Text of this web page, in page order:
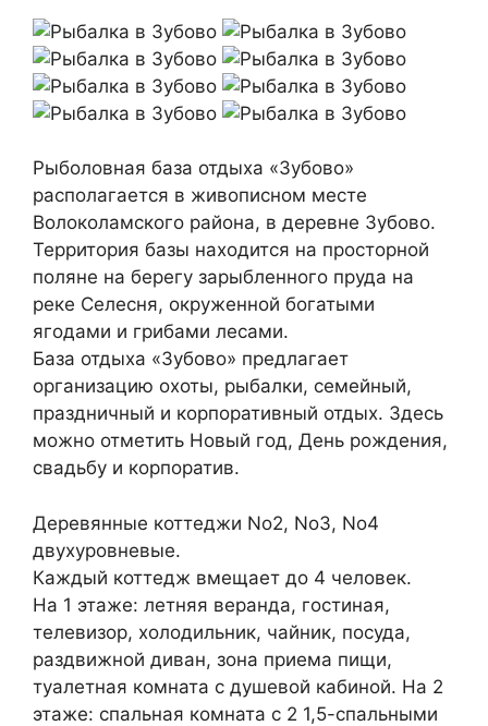
Рыболовная база отдыха «Зубово»
располагается в живописном месте
Волоколамского района, в деревне Зубово.
Территория базы находится на просторной
поляне на берегу зарыбленного пруда на
реке Селесня, окруженной богатыми
ягодами и грибами лесами.
База отдыха «Зубово» предлагает
организацию охоты, рыбалки, семейный,
праздничный и корпоративный отдых. Здесь
можно отметить Новый год, День рождения,
свадьбу и корпоратив.
Деревянные коттеджи No2, No3, No4
двухуровневые.
Каждый коттедж вмещает до 4 человек.
На 1 этаже: летняя веранда, гостиная,
телевизор, холодильник, чайник, посуда,
раздвижной диван, зона приема пищи,
туалетная комната с душевой кабиной. На 2
этаже: спальная комната с 2 1,5-спальными